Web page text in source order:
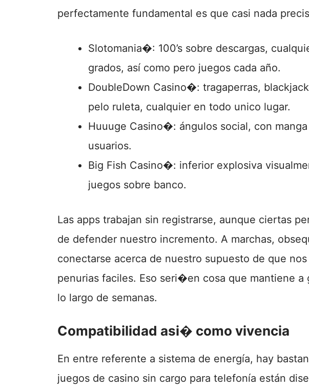
perfectamente fundamental es que casi nada
Slotomania�: 100’s sobre descargas,
grados, así­ como pero juegos cada año.
DoubleDown Casino�: tragaperras,
pelo ruleta, cualquier en todo unico lugar.
Huuuge Casino�: ángulos social, con
usuarios.
Big Fish Casino�: inferior explosiva
juegos sobre banco.
Las apps trabajan sin registrarse, aunque ciertas
de defender nuestro incremento. A marchas,
conectarse acerca de nuestro supuesto de que
penurias faciles. Eso seri�en cosa que mantiene a
lo largo de semanas.
Compatibilidad asi� como vivencia
En entre referente a sistema de energía, hay
juegos de casino sin cargo para telefonía están